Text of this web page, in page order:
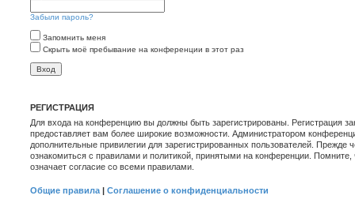
Забыли пароль?
Запомнить меня
Скрыть моё пребывание на конференции в этот раз
РЕГИСТРАЦИЯ
Для входа на конференцию вы должны быть зарегистрированы. Регистрация
предоставляет вам более широкие возможности. Администратором
дополнительные привилегии для зарегистрированных пользователей. Прежде
ознакомиться с правилами и политикой, принятыми на конференции.
означает согласие со всеми правилами.
Общие правила | Соглашение о конфиденциальности